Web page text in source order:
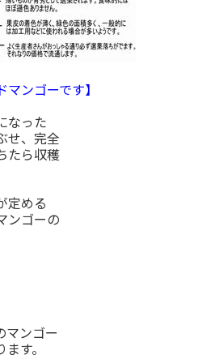
マンゴーです】
なった
せ、完全
たら収穫
定める
ンゴーの
マンゴー
す。